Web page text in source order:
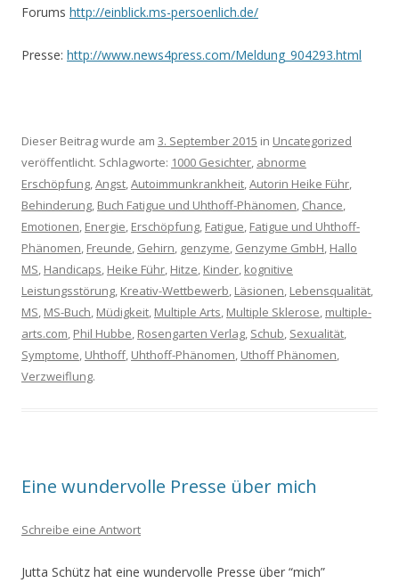
Forums http://einblick.ms-persoenlich.de/
Presse: http://www.news4press.com/Meldung_904293.html
Dieser Beitrag wurde am 3. September 2015 in Uncategorized
veröffentlicht. Schlagworte: 1000 Gesichter, abnorme
Erschöpfung,Angst,Autoimmunkrankheit,Autorin Heike Führ,
Behinderung, Buch Fatigue und Uhthoff-Phänomen, Chance,
Emotionen, Energie, Erschöpfung, Fatigue, Fatigue und Uhthoff-
Phänomen, Freunde, Gehirn, genzyme, Genzyme GmbH, Hallo
MS, Handicaps, Heike Führ, Hitze, Kinder, kognitive
Leistungsstörung, Kreativ-Wettbewerb, Läsionen, Lebensqualität,
MS, MS-Buch, Müdigkeit, Multiple Arts, Multiple Sklerose, multiple-
arts.com, Phil Hubbe, Rosengarten Verlag, Schub, Sexualität,
Symptome, Uhthoff, Uhthoff-Phänomen, Uthoff Phänomen,
Verzweiflung.
Eine wundervolle Presse über mich
Schreibe eine Antwort
Jutta Schütz hat eine wundervolle Presse über “mich”